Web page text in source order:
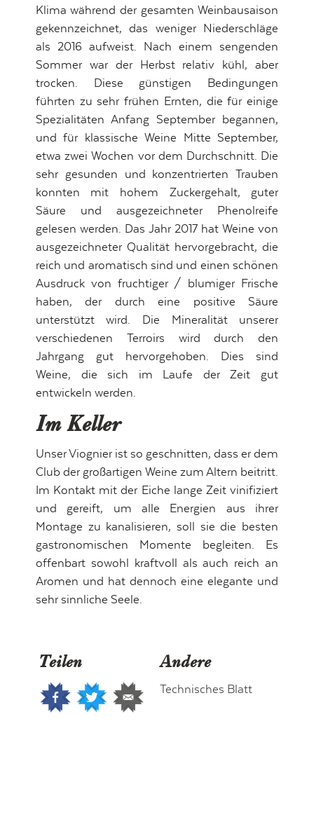
Klima während der gesamten Weinbausaison
gekennzeichnet, das weniger Niederschläge
als 2016 aufweist. Nach einem sengenden
Sommer war der Herbst relativ kühl, aber
trocken. Diese günstigen Bedingungen
führten zu sehr frühen Ernten, die für einige
Spezialitäten Anfang September begannen,
und für klassische Weine Mitte September,
etwa zwei Wochen vor dem Durchschnitt. Die
sehr gesunden und konzentrierten Trauben
konnten mit hohem Zuckergehalt, guter
Säure und ausgezeichneter Phenolreife
gelesen werden. Das Jahr 2017 hat Weine von
ausgezeichneter Qualität hervorgebracht, die
reich und aromatisch sind und einen schönen
Ausdruck von fruchtiger / blumiger Frische
haben, der durch eine positive Säure
unterstützt wird. Die Mineralität unserer
verschiedenen Terroirs wird durch den
Jahrgang gut hervorgehoben. Dies sind
Weine, die sich im Laufe der Zeit gut
entwickeln werden.
Im Keller
Unser Viognier ist so geschnitten, dass er dem
Club der großartigen Weine zum Altern beitritt.
Im Kontakt mit der Eiche lange Zeit vinifiziert
und gereift, um alle Energien aus ihrer
Montage zu kanalisieren, soll sie die besten
gastronomischen Momente begleiten. Es
offenbart sowohl kraftvoll als auch reich an
Aromen und hat dennoch eine elegante und
sehr sinnliche Seele.
Teilen Andere
Technisches Blatt